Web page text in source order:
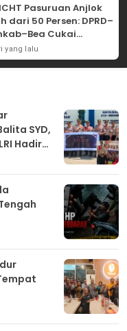
Pasuruan Anjlok
dari 50 Persen: DPRD–
Cukai
Perang Melawan
Rokok Ilegal
yang lalu
SYD,
Hadir